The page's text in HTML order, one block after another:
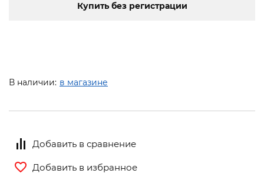
Купить без регистрации
В наличии: в магазине
Добавить в сравнение
Добавить в избранное